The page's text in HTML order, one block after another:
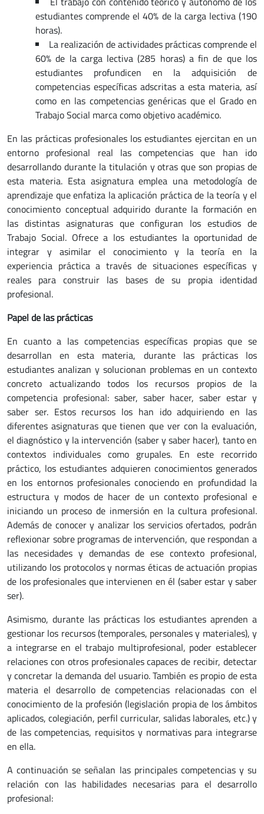
estudiantes comprende el 40% de la carga lectiva (190
horas).
La realización de actividades prácticas comprende el
60% de la carga lectiva (285 horas) a fin de que los
estudiantes profundicen en la adquisición de
competencias específicas adscritas a esta materia, así
como en las competencias genéricas que el Grado en
Trabajo Social marca como objetivo académico.
En las prácticas profesionales los estudiantes ejercitan en un
entorno profesional real las competencias que han ido
desarrollando durante la titulación y otras que son propias de
esta materia. Esta asignatura emplea una metodología de
aprendizaje que enfatiza la aplicación práctica de la teoría y el
conocimiento conceptual adquirido durante la formación en
las distintas asignaturas que configuran los estudios de
Trabajo Social. Ofrece a los estudiantes la oportunidad de
integrar y asimilar el conocimiento y la teoría en la
experiencia práctica a través de situaciones específicas y
reales para construir las bases de su propia identidad
profesional.
Papel de las prácticas
En cuanto a las competencias específicas propias que se
desarrollan en esta materia, durante las prácticas los
estudiantes analizan y solucionan problemas en un contexto
concreto actualizando todos los recursos propios de la
competencia profesional: saber, saber hacer, saber estar y
saber ser. Estos recursos los han ido adquiriendo en las
diferentes asignaturas que tienen que ver con la evaluación,
el diagnóstico y la intervención (saber y saber hacer), tanto en
contextos individuales como grupales. En este recorrido
práctico, los estudiantes adquieren conocimientos generados
en los entornos profesionales conociendo en profundidad la
estructura y modos de hacer de un contexto profesional e
iniciando un proceso de inmersión en la cultura profesional.
Además de conocer y analizar los servicios ofertados, podrán
reflexionar sobre programas de intervención, que respondan a
las necesidades y demandas de ese contexto profesional,
utilizando los protocolos y normas éticas de actuación propias
de los profesionales que intervienen en él (saber estar y saber
ser).
Asimismo, durante las prácticas los estudiantes aprenden a
gestionar los recursos (temporales, personales y materiales), y
a integrarse en el trabajo multiprofesional, poder establecer
relaciones con otros profesionales capaces de recibir, detectar
y concretar la demanda del usuario. También es propio de esta
materia el desarrollo de competencias relacionadas con el
conocimiento de la profesión (legislación propia de los ámbitos
aplicados, colegiación, perfil curricular, salidas laborales, etc.) y
de las competencias, requisitos y normativas para integrarse
en ella.
A continuación se señalan las principales competencias y su
relación con las habilidades necesarias para el desarrollo
profesional: